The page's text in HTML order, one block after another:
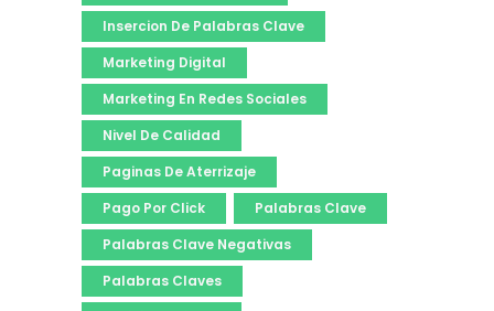
Insercion De Palabras Clave
Marketing Digital
Marketing En Redes Sociales
Nivel De Calidad
Paginas De Aterrizaje
Pago Por Click
Palabras Clave
Palabras Clave Negativas
Palabras Claves